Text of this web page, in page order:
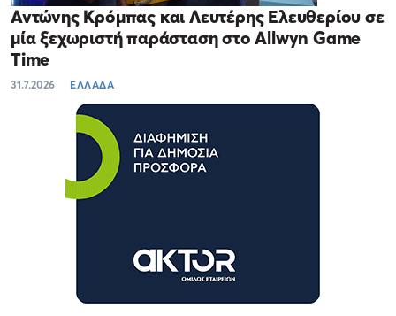
Αντώνης Κρόμπας και Λευτέρης Ελευθερίου σε
μία ξεχωριστή παράσταση στο Allwyn Game
Time
31.7.2026 ΕΛΛΑΔΑ